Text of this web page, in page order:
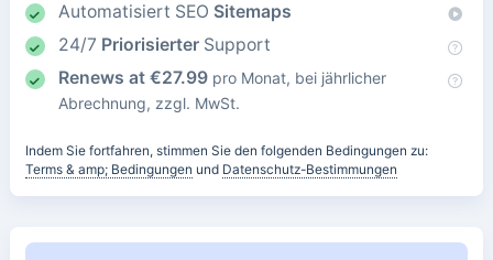
Automatisiert SEO Sitemaps
24/7 PriorisierterSupport
Renews at €27.99 pro Monat, bei jährlicher
Abrechnung, zzgl. MwSt.
Indem Sie fortfahren, stimmen Sie den folgenden Bedingungen zu:
Terms & amp; Bedingungen und Datenschutz-Bestimmungen